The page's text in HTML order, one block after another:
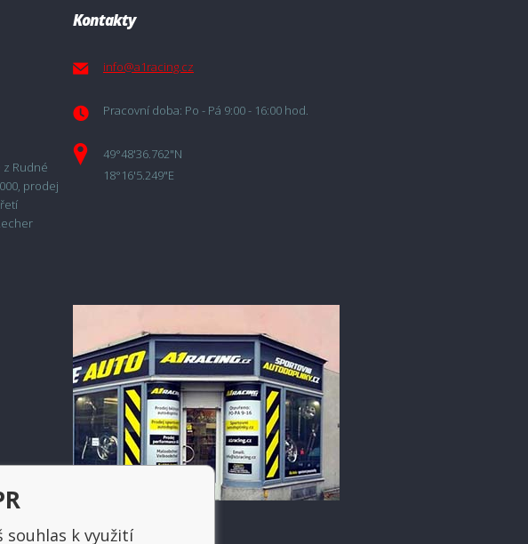
Rudné
prodej
Kontakty
info@a1racing.cz
Pracovní doba: Po - Pá 9:00 - 16:00 hod.
49°48'36.762"N
18°16'5.249"E
souhlas k využití